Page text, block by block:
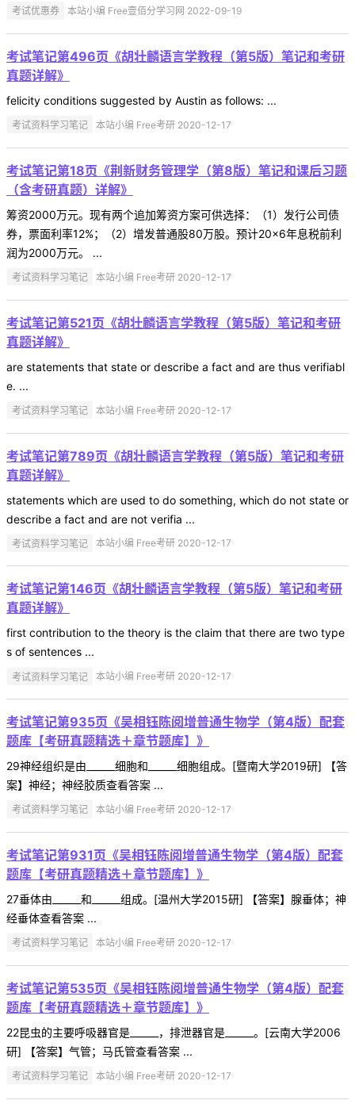
考试优惠券 本站小编 Free壹佰分学习网 2022-09-19
考试笔记第496页《胡壮麟语言学教程（第5版）笔记和考研
真题详解》
felicity conditions suggested by Austin as follows: ...
考试资料学习笔记 本站小编 Free考研 2020-12-17
考试笔记第18页《荆新财务管理学（第8版）笔记和课后习题
（含考研真题）详解》
筹资2000万元。现有两个追加筹资方案可供选择：（1）发行公司债
券，票面利率12%；（2）增发普通股80万股。预计20×6年息税前利
润为2000万元。 ...
考试资料学习笔记 本站小编 Free考研 2020-12-17
考试笔记第521页《胡壮麟语言学教程（第5版）笔记和考研
真题详解》
are statements that state or describe a fact and are thus verifiabl
e. ...
考试资料学习笔记 本站小编 Free考研 2020-12-17
考试笔记第789页《胡壮麟语言学教程（第5版）笔记和考研
真题详解》
statements which are used to do something, which do not state or
describe a fact and are not verifia ...
考试资料学习笔记 本站小编 Free考研 2020-12-17
考试笔记第146页《胡壮麟语言学教程（第5版）笔记和考研
真题详解》
first contribution to the theory is the claim that there are two type
s of sentences ...
考试资料学习笔记 本站小编 Free考研 2020-12-17
考试笔记第935页《吴相钰陈阅增普通生物学（第4版）配套
题库【考研真题精选＋章节题库】》
29神经组织是由______细胞和______细胞组成。[暨南大学2019研] 【答
案】神经；神经胶质查看答案 ...
考试资料学习笔记 本站小编 Free考研 2020-12-17
考试笔记第931页《吴相钰陈阅增普通生物学（第4版）配套
题库【考研真题精选＋章节题库】》
27垂体由______和______组成。[温州大学2015研] 【答案】腺垂体；神
经垂体查看答案 ...
考试资料学习笔记 本站小编 Free考研 2020-12-17
考试笔记第535页《吴相钰陈阅增普通生物学（第4版）配套
题库【考研真题精选＋章节题库】》
22昆虫的主要呼吸器官是______，排泄器官是______。[云南大学2006
研] 【答案】气管；马氏管查看答案 ...
考试资料学习笔记 本站小编 Free考研 2020-12-17